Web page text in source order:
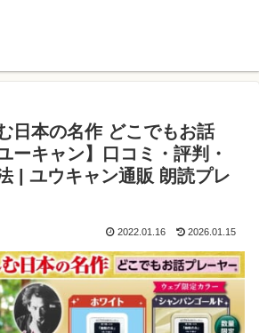
日本の名作 どこでもお話
ーキャン】口コミ・評判・
| ユウキャン通販 朗読プレ
2022.01.16 2026.01.15